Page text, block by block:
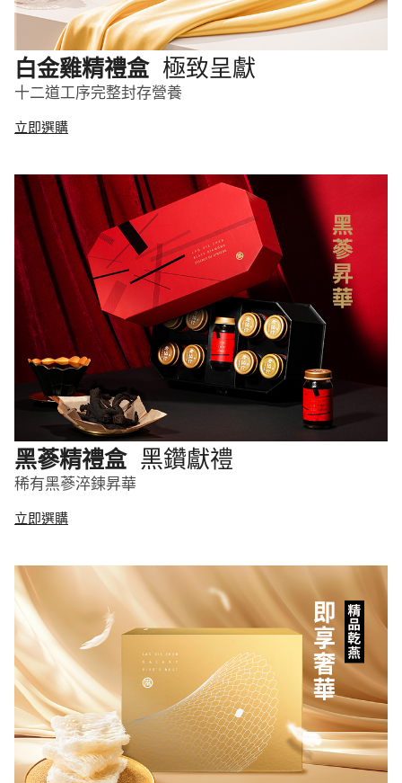
白金雞精禮盒 極致呈獻
十二道工序完整封存營養
立即選購
黑蔘精禮盒 黑鑽獻禮
稀有黑蔘淬鍊昇華
立即選購